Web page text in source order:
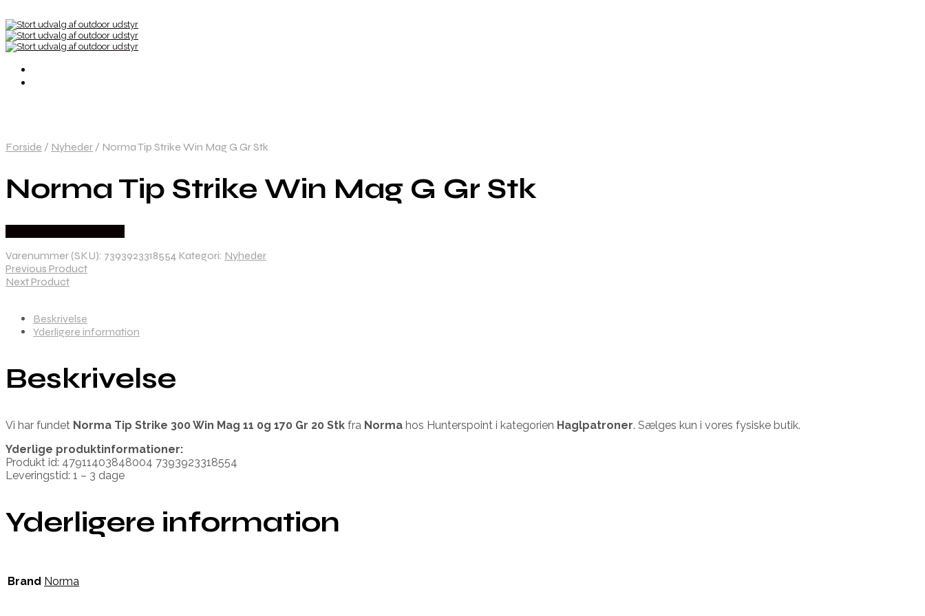
Forside / Nyheder / Norma Tip Strike Win Mag G Gr Stk
Norma Tip Strike Win Mag G Gr Stk
Varenummer (SKU): 7393923318554 Kategori: Nyheder
Previous Product
Next Product
Beskrivelse
Yderligere information
Beskrivelse
Vi har fundet Norma Tip Strike 300 Win Mag 11 0g 170 Gr 20 Stk fra Norma hos Hunterspoint i kategorien Haglpatroner. Sælges kun i vores fysiske butik.
Yderlige produktinformationer:
Produkt id: 47911403848004 7393923318554
Leveringstid: 1 – 3 dage
Yderligere information
Brand Norma